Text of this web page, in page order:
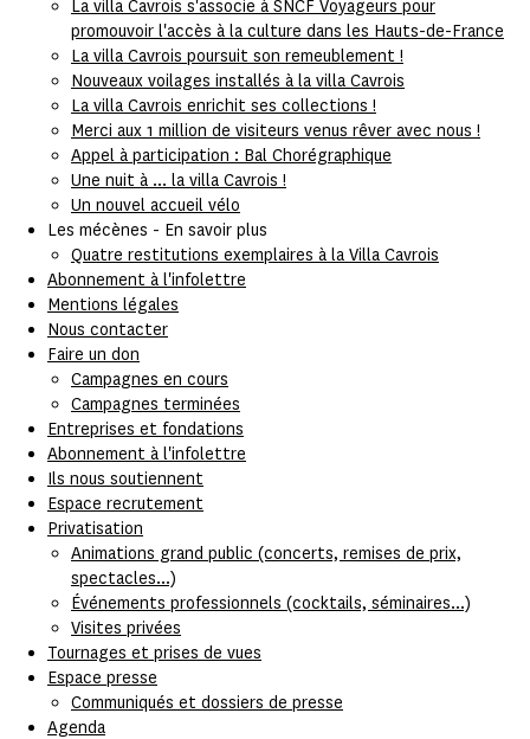
La villa Cavrois s'associe à SNCF Voyageurs pour
promouvoir l'accès à la culture dans les Hauts-de-France
La villa Cavrois poursuit son remeublement !
Nouveaux voilages installés à la villa Cavrois
La villa Cavrois enrichit ses collections !
Merci aux 1 million de visiteurs venus rêver avec nous !
Appel à participation : Bal Chorégraphique
Une nuit à ... la villa Cavrois !
Un nouvel accueil vélo
Les mécènes - En savoir plus
Quatre restitutions exemplaires à la Villa Cavrois
Abonnement à l'infolettre
Mentions légales
Nous contacter
Faire un don
Campagnes en cours
Campagnes terminées
Entreprises et fondations
Abonnement à l'infolettre
Ils nous soutiennent
Espace recrutement
Privatisation
Animations grand public (concerts, remises de prix,
spectacles...)
Événements professionnels (cocktails, séminaires...)
Visites privées
Tournages et prises de vues
Espace presse
Communiqués et dossiers de presse
Agenda